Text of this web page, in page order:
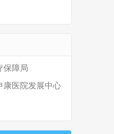
保障局
康医院发展中心